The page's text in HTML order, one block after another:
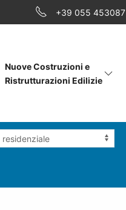
+39 055 453087
Nuove Costruzioni e
Ristrutturazioni Edilizie